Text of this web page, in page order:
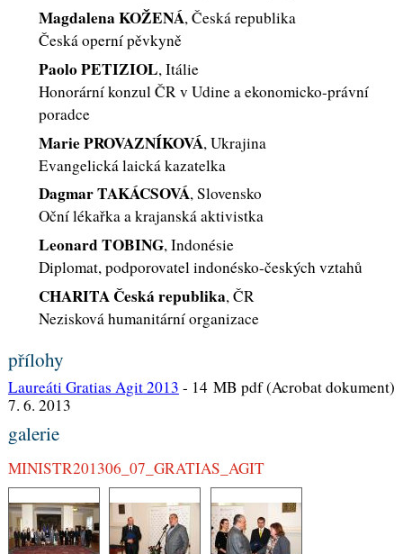
Magdalena KOŽENÁ, Česká republika
Česká operní pěvkyně
Paolo PETIZIOL, Itálie
Honorární konzul ČR v Udine a ekonomicko-právní
poradce
Marie PROVAZNÍKOVÁ, Ukrajina
Evangelická laická kazatelka
Dagmar TAKÁCSOVÁ, Slovensko
Oční lékařka a krajanská aktivistka
Leonard TOBING, Indonésie
Diplomat, podporovatel indonésko-českých vztahů
CHARITA Česká republika, ČR
Nezisková humanitární organizace
přílohy
Laureáti Gratias Agit 2013 - 14 MB pdf (Acrobat dokument)
7. 6. 2013
galerie
MINISTR201306_07_GRATIAS_AGIT